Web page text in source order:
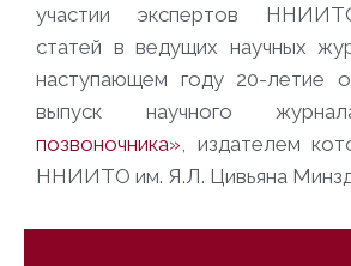
участии экспертов
статей в ведущих научных
наступающем году 20-летие
выпуск научного
позвоночника» , издателем
ННИИТО им. Я.Л. Цивьяна